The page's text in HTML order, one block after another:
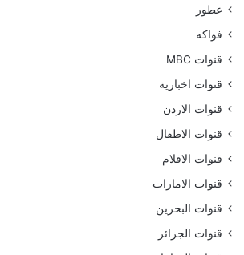
عطور
فواكه
قنوات MBC
قنوات اخبارية
قنوات الاردن
قنوات الاطفال
قنوات الافلام
قنوات الامارات
قنوات البحرين
قنوات الجزائر